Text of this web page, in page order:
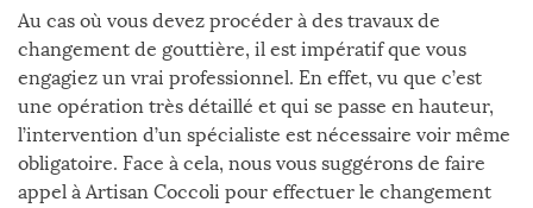
Au cas où vous devez procéder à des travaux de
changement de gouttière, il est impératif que vous
engagiez un vrai professionnel. En effet, vu que c’est
une opération très détaillé et qui se passe en hauteur,
l’intervention d’un spécialiste est nécessaire voir même
obligatoire. Face à cela, nous vous suggérons de faire
appel à Artisan Coccoli pour effectuer le changement